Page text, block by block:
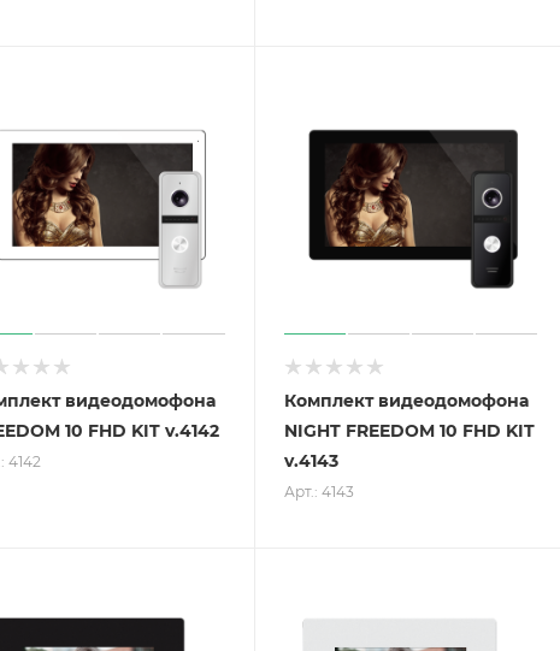
видеодомофона
10 FHD KIT v.4142
4142
Комплект видеодомофона
NIGHT FREEDOM 10 FHD KIT
v.4143
Арт.: 4143